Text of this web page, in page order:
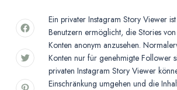
Ein privater Instagram Story Viewer
Benutzern ermöglicht, die Stories
Konten anonym anzusehen.
Konten nur für genehmigte Follower
privaten Instagram Story Viewer
Einschränkung umgehen und die